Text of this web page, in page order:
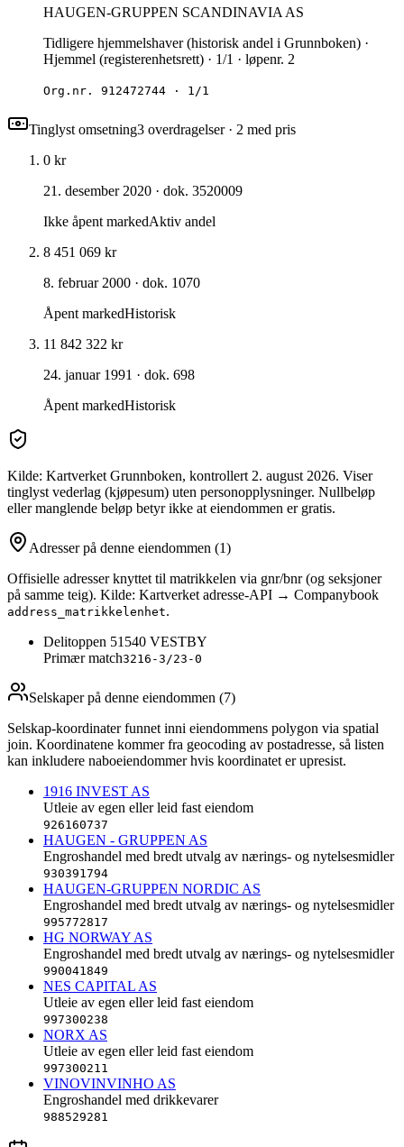
HAUGEN-GRUPPEN SCANDINAVIA AS
Tidligere hjemmelshaver (historisk andel i Grunnboken) ·
Hjemmel (registerenhetsrett) · 1/1 · løpenr. 2
Org.nr. 912472744 · 1/1
Tinglyst omsetning3 overdragelser· 2 med pris
0 kr
21. desember 2020 · dok. 3520009
Ikke åpent markedAktiv andel
8 451 069 kr
8. februar 2000 · dok. 1070
Åpent markedHistorisk
11 842 322 kr
24. januar 1991 · dok. 698
Åpent markedHistorisk
Kilde: Kartverket Grunnboken, kontrollert 2. august 2026. Viser
tinglyst vederlag (kjøpesum) uten personopplysninger. Nullbeløp
eller manglende beløp betyr ikke at eiendommen er gratis.
Adresser på denne eiendommen (1)
Offisielle adresser knyttet til matrikkelen via gnr/bnr (og seksjoner
på samme teig). Kilde: Kartverket adresse-API → Companybook
address_matrikkelenhet.
Delitoppen 51540 VESTBY
Primær match3216-3/23-0
Selskaper på denne eiendommen (7)
Selskap-koordinater funnet inni eiendommens polygon via spatial
join. Koordinatene kommer fra geocoding av postadresse, så listen
kan inkludere naboeiendommer hvis koordinatet er upresist.
1916 INVEST AS
Utleie av egen eller leid fast eiendom
926160737
HAUGEN - GRUPPEN AS
Engroshandel med bredt utvalg av nærings- og nytelsesmidler
930391794
HAUGEN-GRUPPEN NORDIC AS
Engroshandel med bredt utvalg av nærings- og nytelsesmidler
995772817
HG NORWAY AS
Engroshandel med bredt utvalg av nærings- og nytelsesmidler
990041849
NES CAPITAL AS
Utleie av egen eller leid fast eiendom
997300238
NORX AS
Utleie av egen eller leid fast eiendom
997300211
VINOVINVINHO AS
Engroshandel med drikkevarer
988529281